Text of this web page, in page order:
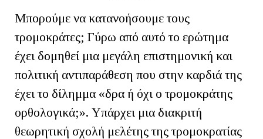
Μπορούμε να κατανοήσουμε τους
τρομοκράτες; Γύρω από αυτό το ερώτημα
έχει δομηθεί μια μεγάλη επιστημονική και
πολιτική αντιπαράθεση που στην καρδιά της
έχει το δίλημμα «δρα ή όχι ο τρομοκράτης
ορθολογικά;». Υπάρχει μια διακριτή
θεωρητική σχολή μελέτης της τρομοκρατίας